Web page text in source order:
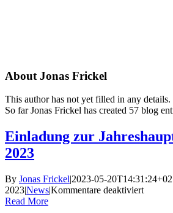
About Jonas Frickel
This author has not yet filled in any details.
So far Jonas Frickel has created 57 blog
Einladung zur
2023
By Jonas Frickel|2023-05-
2023|News|Kommentare deaktiviertfür
Read More